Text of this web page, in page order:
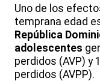
Uno de los
temprana edad
República
adolescentes
perdidos (AVP) y
perdidos (AVPP).